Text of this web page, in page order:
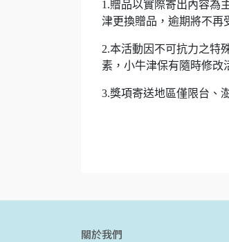
1.贈品以實際寄出內容為
津更換贈品，逾期將不再
2.本活動因不可抗力之特
素，小牛津保有隨時修改
3.獎項寄送地區僅限台、
關於我們